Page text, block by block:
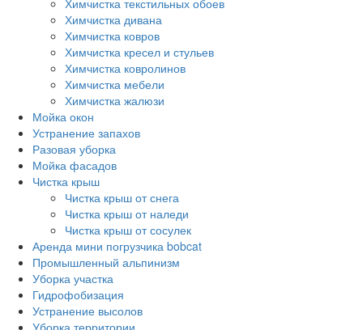
Химчистка текстильных обоев
Химчистка дивана
Химчистка ковров
Химчистка кресел и стульев
Химчистка ковролинов
Химчистка мебели
Химчистка жалюзи
Мойка окон
Устранение запахов
Разовая уборка
Мойка фасадов
Чистка крыш
Чистка крыш от снега
Чистка крыш от наледи
Чистка крыш от сосулек
Аренда мини погрузчика bobcat
Промышленный альпинизм
Уборка участка
Гидрофобизация
Устранение высолов